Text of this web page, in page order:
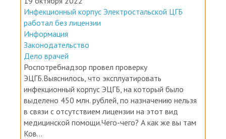
Инфекционный корпус Электростальской ЦГБ
работал без лицензии
Информация
Законодательство
Дело врачей
Роспотребнадзор провел проверку
ЭЦГБ.Выяснилось, что эксплуатировать
инфекционный корпус ЭЦГБ, на который было
выделено 450 млн. рублей, по назначению нельзя
в связи с отсутствием лицензии на этот вид
медицинской помощи.Чего-чего? А как же вы там
Ков...